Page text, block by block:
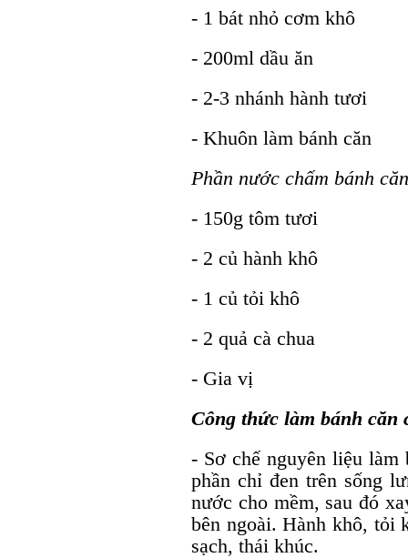
- 1 bát nhỏ cơm khô
- 200ml dầu ăn
- 2-3 nhánh hành tươi
- Khuôn làm bánh căn
Phần nước chấm bánh căn
- 150g tôm tươi
- 2 củ hành khô
- 1 củ tỏi khô
- 2 quả cà chua
- Gia vị
Công thức làm bánh căn
- Sơ chế nguyên liệu
phần chỉ đen trên sống
nước cho mềm, sau đó
bên ngoài. Hành khô, tỏi
sạch, thái khúc.